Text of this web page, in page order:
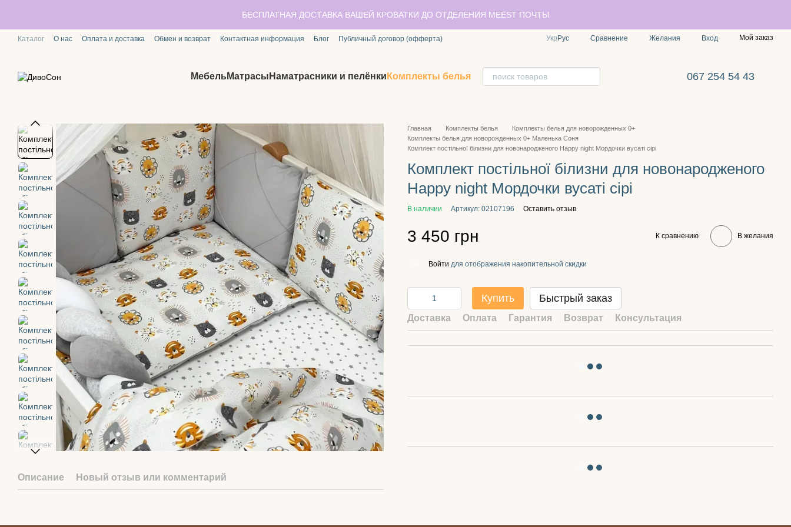
БЕСПЛАТНАЯ ДОСТАВКА ВАШЕЙ КРОВАТКИ ДО ОТДЕЛЕНИЯ MEEST ПОЧТЫ
Каталог О нас Оплата и доставка Обмен и возврат Контактная информация Блог Публичный договор (офферта) Укр Рус Сравнение Желания Вход Мой заказ
МебельМатрасы Наматрасники и пелёнки Комплекты белья 067 254 54 43
Описание Новый отзыв или комментарий
Главная Комплекты белья
Комплекты белья для новорожденных 0+
Комплекты белья для новорожденных 0+ Маленька Соня
Комплект постільної білизни для новонародженого Happy night Мордочки вусаті сірі
Комплект постільної білизни для новонародженого
Happy night Мордочки вусаті сірі
В наличии Артикул: 02107196 Оставить отзыв
3 450 грн К сравнению В желания
Войти для отображения накопительной скидки
Купить Быстрый заказ
Доставка Оплата Гарантия Возврат Консультация